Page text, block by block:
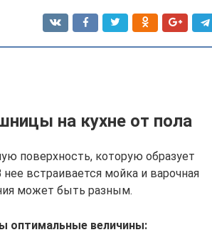
на кухне от пола
поверхность, которую образует
встраивается мойка и варочная
может быть разным.
оптимальные величины: